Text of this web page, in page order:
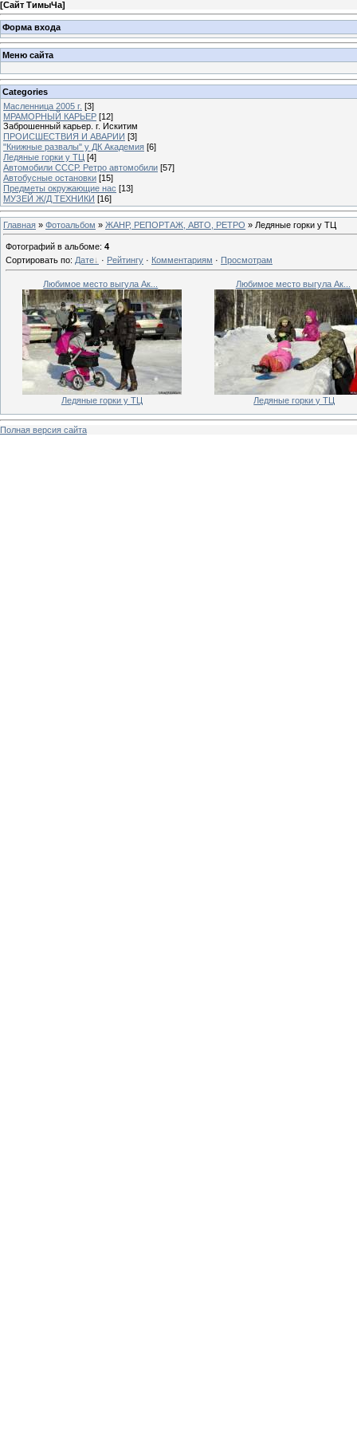
[Сайт ТимыЧа]
Форма входа
Меню сайта
Categories
Масленница 2005 г. [3]
МРАМОРНЫЙ КАРЬЕР [12]
Заброшенный карьер. г. Искитим
ПРОИСШЕСТВИЯ И АВАРИИ [3]
"Книжные развалы" у ДК Академия [6]
Ледяные горки у ТЦ [4]
Автомобили СССР. Ретро автомобили [57]
Автобусные остановки [15]
Предметы окружающие нас [13]
МУЗЕЙ Ж/Д ТЕХНИКИ [16]
Главная » Фотоальбом » ЖАНР, РЕПОРТАЖ, АВТО, РЕТРО » Ледяные горки у ТЦ
Фотографий в альбоме: 4
Сортировать по: Дате · Рейтингу · Комментариям · Просмотрам
Любимое место выгула Ак...
Ледяные горки у ТЦ
Любимое место выгула Ак...
Ледяные горки у ТЦ
Полная версия сайта